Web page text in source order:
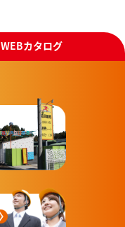
WEBカタログ